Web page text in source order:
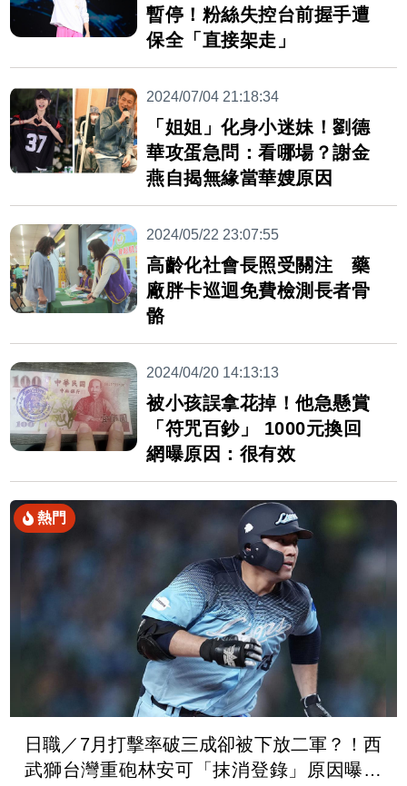
暫停！粉絲失控台前握手遭
保全「直接架走」
2024/07/04 21:18:34
「姐姐」化身小迷妹！劉德
華攻蛋急問：看哪場？謝金
燕自揭無緣當華嫂原因
2024/05/22 23:07:55
高齡化社會長照受關注 藥
廠胖卡巡迴免費檢測長者骨
骼
2024/04/20 14:13:13
被小孩誤拿花掉！他急懸賞
「符咒百鈔」 1000元換回
網曝原因：很有效
熱門
日職／7月打擊率破三成卻被下放二軍？！西
武獅台灣重砲林安可「抹消登錄」原因曝光